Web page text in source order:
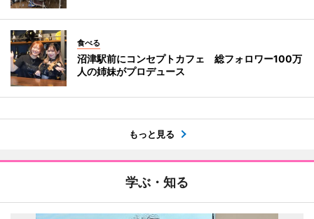
食べる
沼津駅前にコンセプトカフェ 総フォロワー100万
人の姉妹がプロデュース
もっと見る
学ぶ・知る